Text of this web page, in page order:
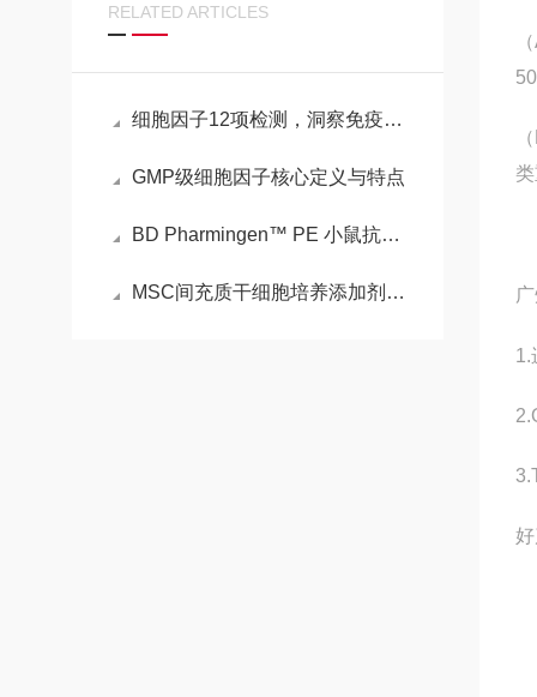
RELATED ARTICLES
细胞因子12项检测，洞察免疫与疾病的重要窗口
GMP级细胞因子核心定义与特点
BD Pharmingen™ PE 小鼠抗小鼠 CD36的介绍
MSC间充质干细胞培养添加剂细胞扩增的“关键赋能包”
1.